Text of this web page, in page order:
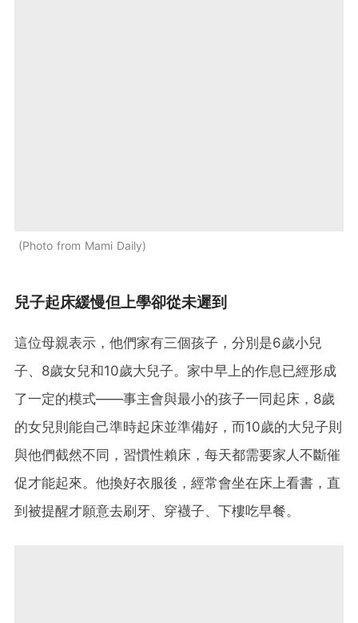
Photo from Mami Daily
兒子起床緩慢但上學卻從未遲到
這位母親表示，他們家有三個孩子，分別是6歲小兒
子、8歲女兒和10歲大兒子。家中早上的作息已經形成
了一定的模式——事主會與最小的孩子一同起床，8歲
的女兒則能自己準時起床並準備好，而10歲的大兒子則
與他們截然不同，習慣性賴床，每天都需要家人不斷催
促才能起來。他換好衣服後，經常會坐在床上看書，直
到被提醒才願意去刷牙、穿襪子、下樓吃早餐。